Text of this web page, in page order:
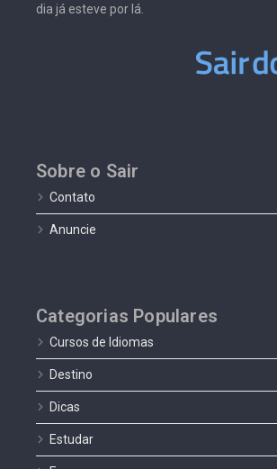
dia já esteve por lá.
Sobre o Sair
Contato
Anuncie
Categorias Populares
Cursos de Idiomas
Destino
Dicas
Estudar